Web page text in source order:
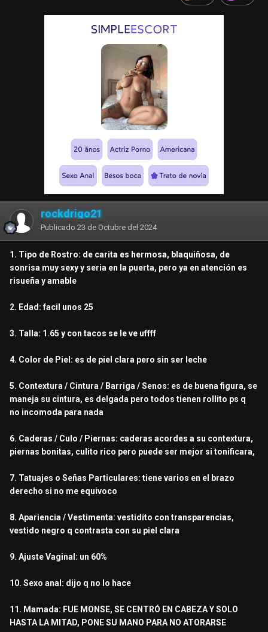
rockdrigo21
Publicado 23 de Octubre del 2024
1. Tipo de Rostro: de carita es hermosa, blaquiñosa, de
sonrisa muy sexy y seria en la puerta, pero ya en atención es
risueña y amable
2. Edad: facil unos 25
3. Talla: 1.65 y con tacos se le ve uffff
4. Color de Piel: es de piel clara pero sin ser leche
5. Contextura / Cintura / Barriga / Senos: es de buena figura, se
maneja su cintura, es delgada pero todos tienen rollito ps q
no incomoda para nada
6. Caderas / Culo / Piernas: caderas acordes a su contextura,
piernas bonitas, culito rico pero puede ser mejor si tonificara,
7. Tatuajes o Señas Particulares: tiene varios en el brazo
derecho si no me equivoco
8. Apariencia / Vestimenta: vestidito con transparencias,
vestido negro q contrasta con su piel clara
9. Ajuste Vaginal: un 60%
10. Sexo anal: dijo q no lo hace
11. Mamada: FUE MONSE, SE CENTRÓ EN CABEZA Y SOLO
HASTA LA MITAD, PONE SU MANO PARA NO ATORARSE